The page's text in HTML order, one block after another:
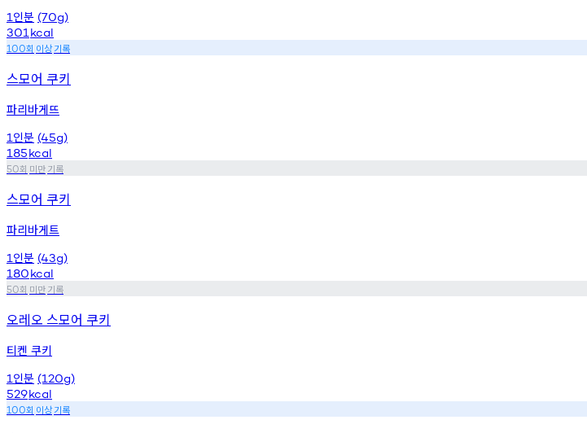
1 인분 (70g)
301 kcal
100회 이상기록
스모어 쿠키
파리바게뜨
1 인분 (45g)
185kcal
50회 미만기록
스모어 쿠키
파리바게트
1 인분 (43g)
180kcal
50회 미만기록
오레오 스모어 쿠키
티켄 쿠키
1 인분 (120g)
529kcal
100회 이상기록